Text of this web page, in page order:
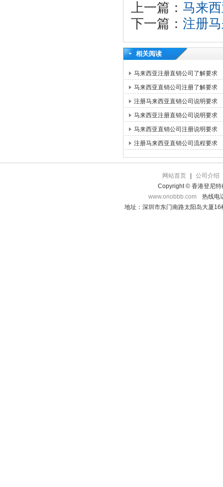
上一篇： 马来
下一篇： 注册
相关阅读
马来西亚注册直销公司了解要求
马来西亚直销公司注册了解要求
注册马来西亚直销公司说明要求
马来西亚注册直销公司说明要求
马来西亚直销公司注册说明要求
注册马来西亚直销公司流程要求
网站首页
公司介绍
Copyright © 香港登尼特
www.onobbb.com
热线电
地址：深圳市东门南路太阳岛大厦